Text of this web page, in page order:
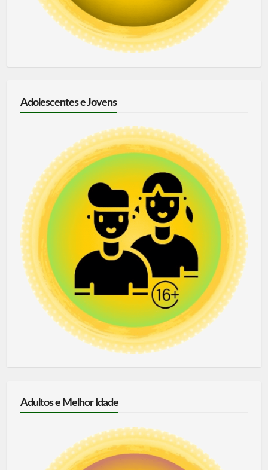
Adolescentes e Jovens
Adultos e Melhor Idade